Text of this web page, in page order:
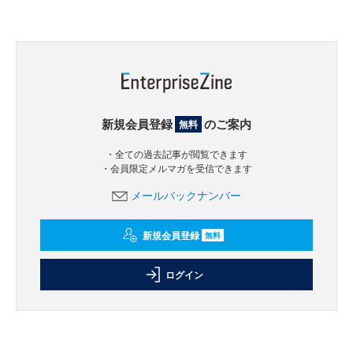
新規会員登録 無料 のご案内
・全ての過去記事が閲覧できます
・会員限定メルマガを受信できます
メールバックナンバー
新規会員登録 無料
ログイン